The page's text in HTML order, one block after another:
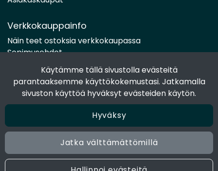
Käytämme tällä sivustolla evästeitä
parantaaksemme käyttökokemustasi. Jatkamalla
sivuston käyttöä hyväksyt evästeiden käytön.
Hyväksy
Jatka välttämättömillä
Verkkokauppainfo
Näin teet ostoksia verkkokaupassa
Sopimusehdot
Toimitustavat
Maksutavat
Tietosuojaseloste
Seuraa sosiaalisessa mediassa
Facebook
Instagram